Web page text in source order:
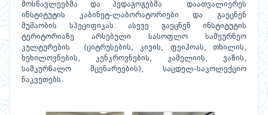
მოსწავლეებმა და პედაგოგებმა დაათვალიერეს
ინსტიტუტის კაბინეტ-ლაბორატორიები და გაეცნენ
მუშაობის სპეციფიკას. ასევე გაეცნენ ინსტიტუტის
ტერიტორიაზე არსებული სასოფლო სამეურნეო
კულტურების (ციტრუსების, კივის, ფეიჰოას, თხილის,
ხეხილოვნების, კენკროვნების, კამელიის, ვაზის,
სამკურნალო მცენარეების), საცდელ-საკოლექციო
ნაკვეთებს.